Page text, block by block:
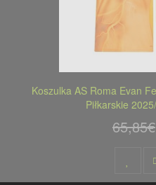
Koszulka AS Roma Evan
Piłkarskie
65,85€